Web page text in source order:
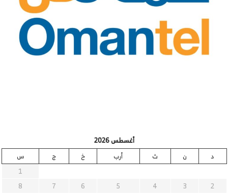
أغسطس 2026
د
ن ث أرب خ ج
س
1
2
3
4
5
6
7
8